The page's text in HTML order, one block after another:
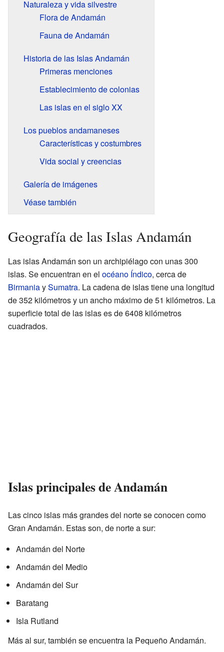
Naturaleza y vida silvestre
Flora de Andamán
Fauna de Andamán
Historia de las Islas Andamán
Primeras menciones
Establecimiento de colonias
Las islas en el siglo XX
Los pueblos andamaneses
Características y costumbres
Vida social y creencias
Galería de imágenes
Véase también
Geografía de las Islas Andamán
Las islas Andamán son un archipiélago con unas 300
islas. Se encuentran en el océano Índico, cerca de
BirmaniaySumatra. La cadena de islas tiene una longitud
de 352 kilómetros y un ancho máximo de 51 kilómetros. La
superficie total de las islas es de 6408 kilómetros
cuadrados.
Islas principales de Andamán
Las cinco islas más grandes del norte se conocen como
Gran Andamán. Estas son, de norte a sur:
Andamán del Norte
Andamán del Medio
Andamán del Sur
Baratang
Isla Rutland
Más al sur, también se encuentra la Pequeño Andamán.